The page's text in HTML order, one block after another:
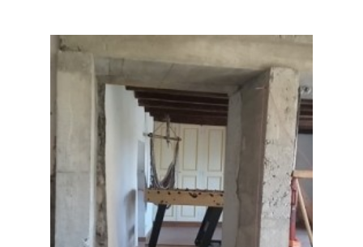
Mantry 39230
Poêle Oxalibre L dans le Tarn
Coufouleux 81800
Poêle de masse
Corbel 73160
Poêle M sous escalier